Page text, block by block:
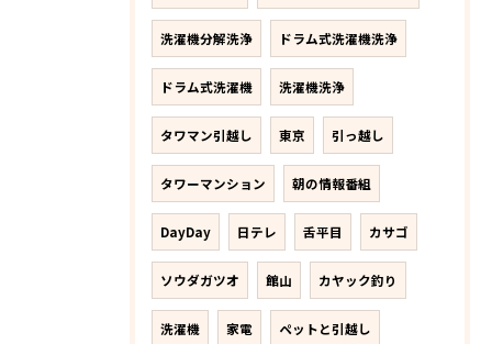
洗濯機分解洗浄 ドラム式洗濯機洗浄
ドラム式洗濯機 洗濯機洗浄
タワマン引越し 東京 引っ越し
タワーマンション 朝の情報番組
DayDay 日テレ 舌平目 カサゴ
ソウダガツオ 館山 カヤック釣り
洗濯機 家電 ペットと引越し